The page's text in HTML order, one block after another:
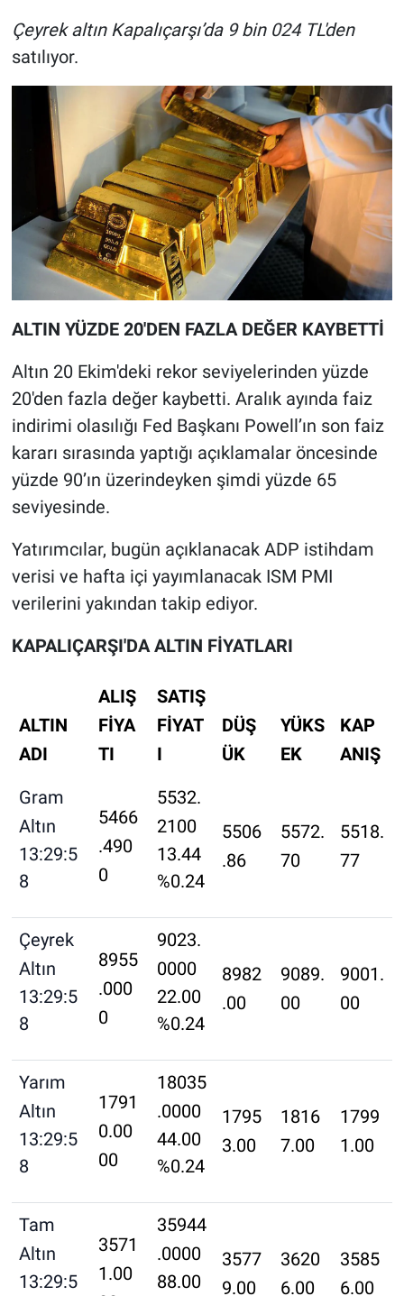
Çeyrek altın Kapalıçarşı’da 9 bin 024 TL'den
satılıyor.
ALTIN YÜZDE 20'DEN FAZLA DEĞER KAYBETTİ
Altın 20 Ekim'deki rekor seviyelerinden yüzde
20'den fazla değer kaybetti. Aralık ayında faiz
indirimi olasılığı Fed Başkanı Powell’ın son faiz
kararı sırasında yaptığı açıklamalar öncesinde
yüzde 90’ın üzerindeyken şimdi yüzde 65
seviyesinde.
Yatırımcılar, bugün açıklanacak ADP istihdam
verisi ve hafta içi yayımlanacak ISM PMI
verilerini yakından takip ediyor.
KAPALIÇARŞI'DA ALTIN FİYATLARI
ALTIN
ADI
ALIŞ
FİYA
TI
SATIŞ
FİYAT
I
DÜŞ
ÜK
YÜKS
EK
KAP
ANIŞ
Gram
Altın
13:29:5
8
5466
.490
0
5532.
2100
13.44
%0.24
5506
.86
5572.
70
5518.
77
Çeyrek
Altın
13:29:5
8
8955
.000
0
9023.
0000
22.00
%0.24
8982
.00
9089.
00
9001.
00
Yarım
Altın
13:29:5
8
1791
0.00
00
18035
.0000
44.00
%0.24
1795
3.00
1816
7.00
1799
1.00
Tam
Altın
13:29:5
3571
1.00
35944
.0000
88.00
3577
9.00
3620
6.00
3585
6.00